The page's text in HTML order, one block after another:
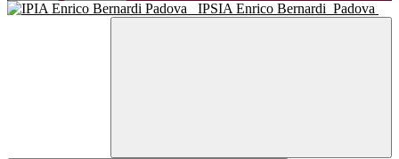
IPSIA Enrico Bernardi Padova